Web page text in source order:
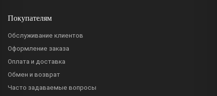
Покупателям
Обслуживание клиентов
Оформление заказа
Оплата и доставка
Обмен и возврат
Часто задаваемые вопросы